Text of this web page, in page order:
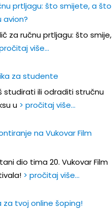
prtljagu: što smijete, a što
avion?
za ručnu prtljagu: što smije,
više…
za studente
studirati ili odraditi stručnu
u > pročitaj više…
na Vukovar Film
dio tima 20. Vukovar Film
> pročitaj više…
za tvoj online šoping!